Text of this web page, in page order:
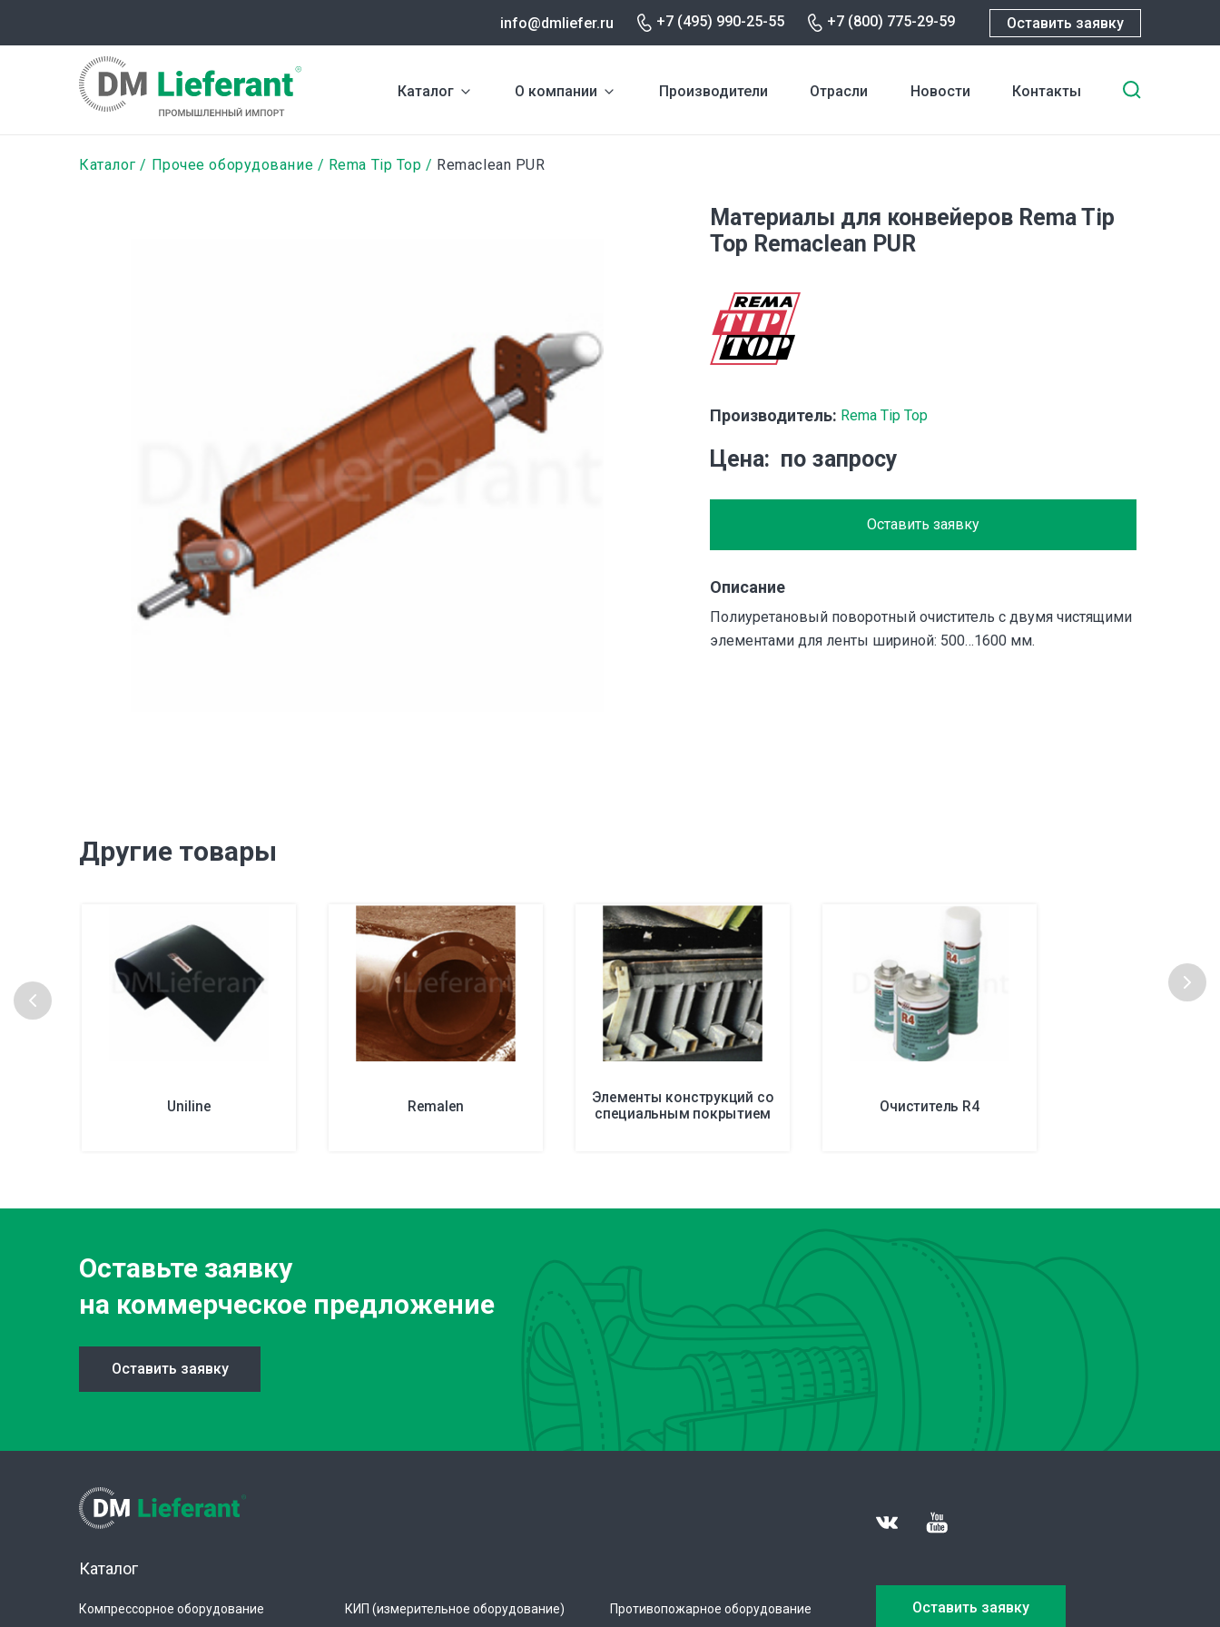
содержанию
info@dmliefer.ru +7 (495) 990-25-55 +7 (800) 775-29-59 Оставить заявку
Каталог О компании Производители Отрасли Новости Контакты
Строка
Каталог Прочее оборудование Rema Tip Top Remaclean PUR
Материалы для конвейеров Rema Tip
Top Remaclean PUR
Производитель: Rema Tip Top
Цена по запросу
Оставить заявку
Описание
Полиуретановый поворотный очиститель с двумя чистящими
элементами для ленты шириной: 500…1600 мм.
Другие товары
Uniline Remalen Элементы конструкций со
специальным покрытием Очиститель R4
Оставьте заявку
на коммерческое предложение
Оставить заявку
Каталог
Компрессорное оборудование
КИП (измерительное оборудование)
Противопожарное оборудование
Оставить заявку